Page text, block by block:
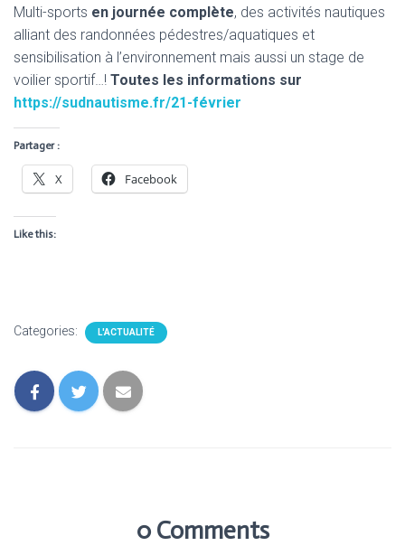
Multi-sports en journée complète, des activités nautiques
alliant des randonnées pédestres/aquatiques et
sensibilisation à l’environnement mais aussi un stage de
voilier sportif…! Toutes les informations sur
https://sudnautisme.fr/21-février
Partager :
X Facebook
Like this:
Categories: L'ACTUALITÉ
0 Comments